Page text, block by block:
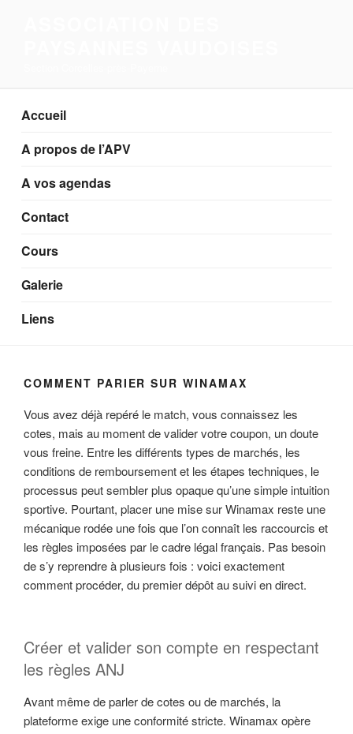
Accueil
A propos de l’APV
A vos agendas
Contact
Cours
Galerie
Liens
COMMENT PARIER SUR WINAMAX
Vous avez déjà repéré le match, vous connaissez les
cotes, mais au moment de valider votre coupon, un doute
vous freine. Entre les différents types de marchés, les
conditions de remboursement et les étapes techniques, le
processus peut sembler plus opaque qu’une simple intuition
sportive. Pourtant, placer une mise sur Winamax reste une
mécanique rodée une fois que l’on connaît les raccourcis et
les règles imposées par le cadre légal français. Pas besoin
de s’y reprendre à plusieurs fois : voici exactement
comment procéder, du premier dépôt au suivi en direct.
Créer et valider son compte en respectant
les règles ANJ
Avant même de parler de cotes ou de marchés, la
plateforme exige une conformité stricte. Winamax opère